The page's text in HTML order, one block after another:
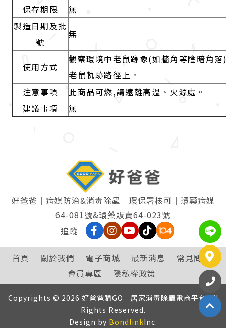
保存期限
無
製造日期及批
號
無
使用方式
觀察環境中老鼠跡象(如牆角等陰暗角
老鼠軌跡路徑上。
注意事項
此商品可燃,請遠離高溫、火源處。
建議事項
無
好爸爸｜病媒防治&消毒除蟲｜環保署核可｜環藥病媒
64-081號&環藥販賣64-023號
追蹤
首頁 關於我們 電子商城 最新消息
常見問題
會員專區
隱私權政策
Copyrights © 2026 好爸爸購GO－居家消毒除蟲電商平台 All
Rights Reserved.
Design by BondlinkInc.